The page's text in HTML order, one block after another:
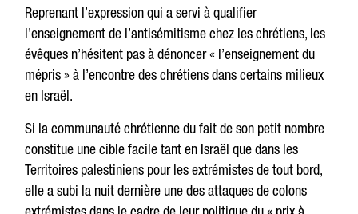
Reprenant l’expression qui a servi à qualifier
l’enseignement de l’antisémitisme chez les chrétiens, les
évêques n’hésitent pas à dénoncer « l’enseignement du
mépris » à l’encontre des chrétiens dans certains milieux
en Israël.
Si la communauté chrétienne du fait de son petit nombre
constitue une cible facile tant en Israël que dans les
Territoires palestiniens pour les extrémistes de tout bord,
elle a subi la nuit dernière une des attaques de colons